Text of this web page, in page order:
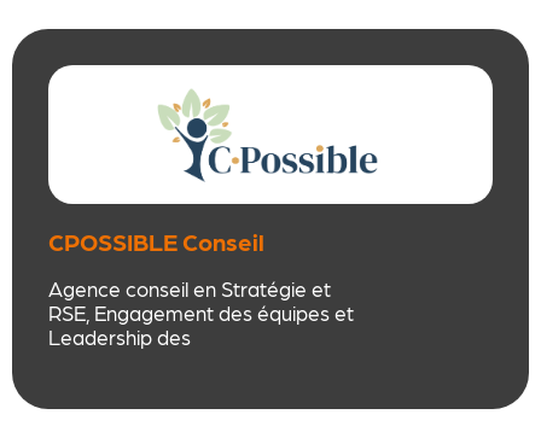
la vie de vos contrats pour un
suivi personnalisé et sur mesure.
CPOSSIBLE Conseil
Agence conseil en Stratégie et
RSE, Engagement des équipes et
Leadership des